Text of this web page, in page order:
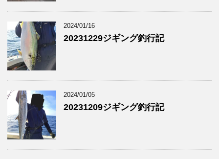
2024/01/16
20231229ジギング釣行記
2024/01/05
20231209ジギング釣行記